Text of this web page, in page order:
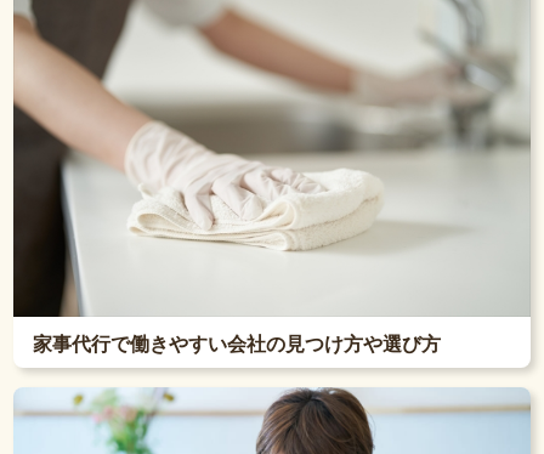
家事代行で働きやすい会社の見つけ方や選び方